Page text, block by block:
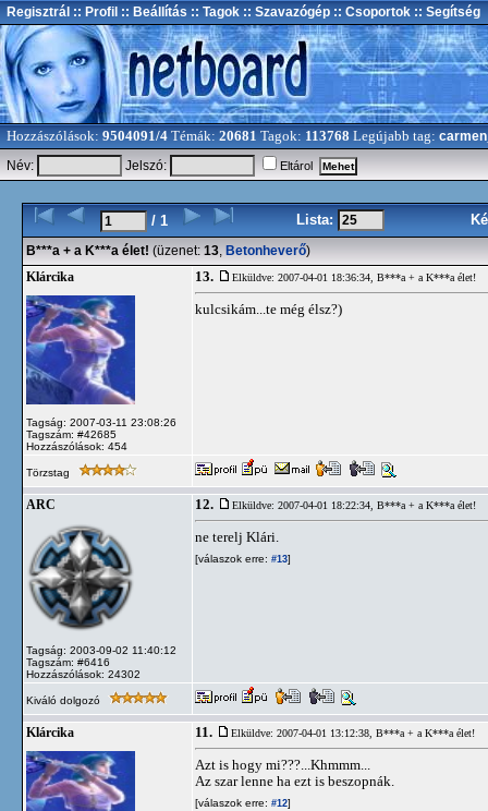
Regisztrál :: Profil :: Beállítás :: Tagok :: Szavazógép :: Csoportok :: Segítség
Hozzászólások: 9504091/4 Témák: 20681 Tagok: 113768 Legújabb tag:
Név:
Jelszó: Eltárol
/ 1 Lista:
B***a + a K***a élet! (üzenet: 13, Betonheverő)
Klárcika
Tagság: 2007-03-11 23:08:26
Tagszám: #42685
Hozzászólások: 454
13. Elküldve: 2007-04-01 18:36:34, B***a + a K***a élet!
kulcsikám...te még élsz?)
Törzstag
ARC
Tagság: 2003-09-02 11:40:12
Tagszám: #6416
Hozzászólások: 24302
12. Elküldve: 2007-04-01 18:22:34, B***a + a K***a élet!
ne terelj Klári.
[válaszok erre: #13]
Kiváló dolgozó
Klárcika 11. Elküldve: 2007-04-01 13:12:38, B***a + a K***a élet!
Azt is hogy mi???...Khmmm...
Az szar lenne ha ezt is beszopnák.
[válaszok erre: #12]